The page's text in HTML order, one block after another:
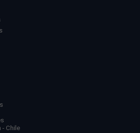
- Chile